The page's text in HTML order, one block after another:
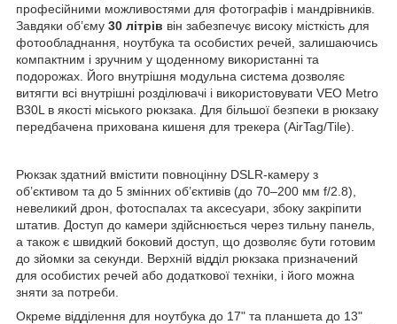
професійними можливостями для фотографів і мандрівників.
Завдяки об’єму 30 літрів він забезпечує високу місткість для
фотообладнання, ноутбука та особистих речей, залишаючись
компактним і зручним у щоденному використанні та
подорожах. Його внутрішня модульна система дозволяє
витягти всі внутрішні розділювачі і використовувати VEO Metro
B30L в якості міського рюкзака. Для більшої безпеки в рюкзаку
передбачена прихована кишеня для трекера (AirTag/Tile).
Рюкзак здатний вмістити повноцінну DSLR-камеру з
об’єктивом та до 5 змінних об’єктивів (до 70–200 мм f/2.8),
невеликий дрон, фотоспалах та аксесуари, збоку закріпити
штатив. Доступ до камери здійснюється через тильну панель,
а також є швидкий боковий доступ, що дозволяє бути готовим
до зйомки за секунди. Верхній відділ рюкзака призначений
для особистих речей або додаткової техніки, і його можна
зняти за потреби.
Окреме відділення для ноутбука до 17" та планшета до 13"